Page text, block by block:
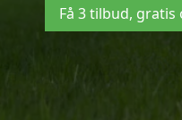
Få 3 tilbud,